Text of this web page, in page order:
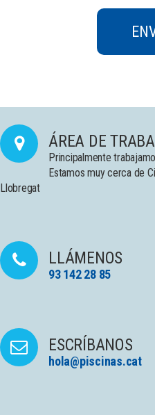
ÁREA DE
Principalmente
Estamos muy cerca de
Llobregat
LLÁMENOS
93 142 28 85
ESCRÍBANOS
hola@piscinas.cat